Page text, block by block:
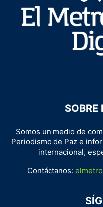
SOBRE
Somos un medio de
Periodismo de Paz e
internacional,
Contáctanos: